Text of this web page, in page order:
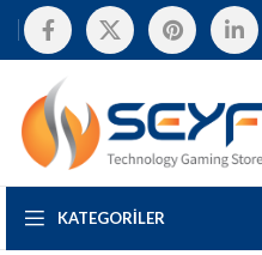
KATEGORILER